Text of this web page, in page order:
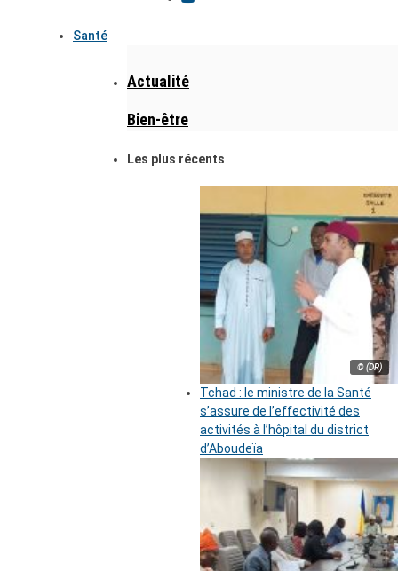
Santé
Actualité
Bien-être
Les plus récents
© (DR)
Tchad : le ministre de la Santé
s’assure de l’effectivité des
activités à l’hôpital du district
d’Aboudeïa